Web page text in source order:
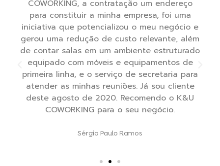
COWORKING, a contratação um endereço
para constituir a minha empresa, foi uma
iniciativa que potencializou o meu negócio e
gerou uma redução de custo relevante, além
de contar salas em um ambiente estruturado
equipado com móveis e equipamentos de
primeira linha, e o serviço de secretaria para
atender as minhas reuniões. Já sou cliente
deste agosto de 2020. Recomendo o K&U
COWORKING para o seu negócio.
Sérgio Paulo Ramos